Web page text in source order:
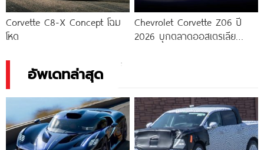
Corvette C8-X Concept โฉม
โหด
Chevrolet Corvette Z06 ปี
2026 บุกตลาดออสเตรเลีย
อัพเดทล่าสุด